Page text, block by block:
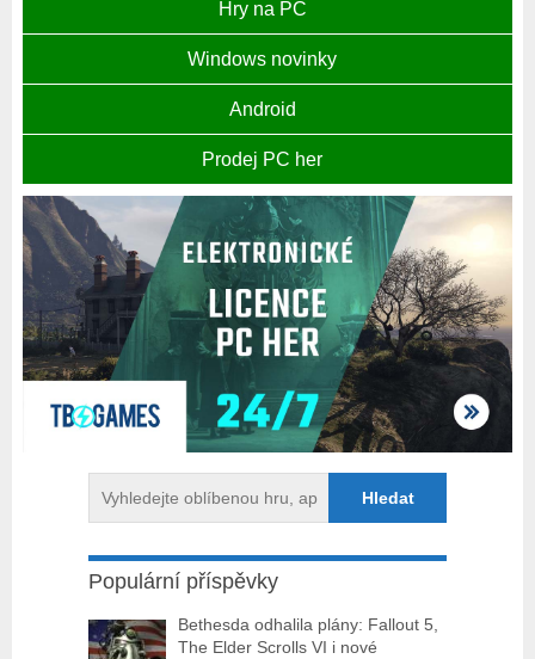
Hry na PC
Windows novinky
Android
Prodej PC her
Populární příspěvky
Bethesda odhalila plány: Fallout 5,
The Elder Scrolls VI i nové